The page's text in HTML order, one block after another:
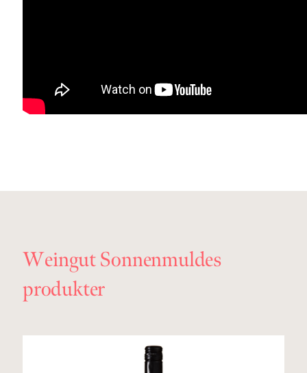
Weingut Sonnenmuldes
produkter